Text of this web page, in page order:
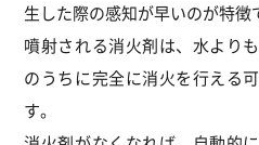
生した際の感知が早いのが特徴
噴射される消火剤は、水より
のうちに完全に消火を行える
す。